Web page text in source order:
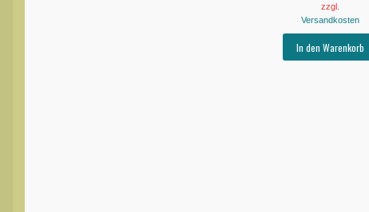
zzgl.
Versandkosten
In den Warenkorb